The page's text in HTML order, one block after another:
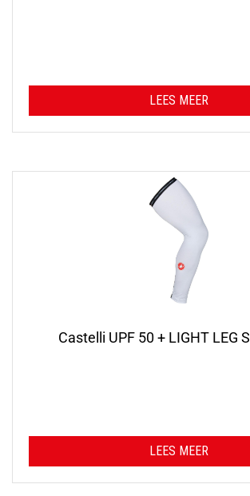
LEES MEER
Castelli UPF 50 + LIGHT LEG
LEES MEER